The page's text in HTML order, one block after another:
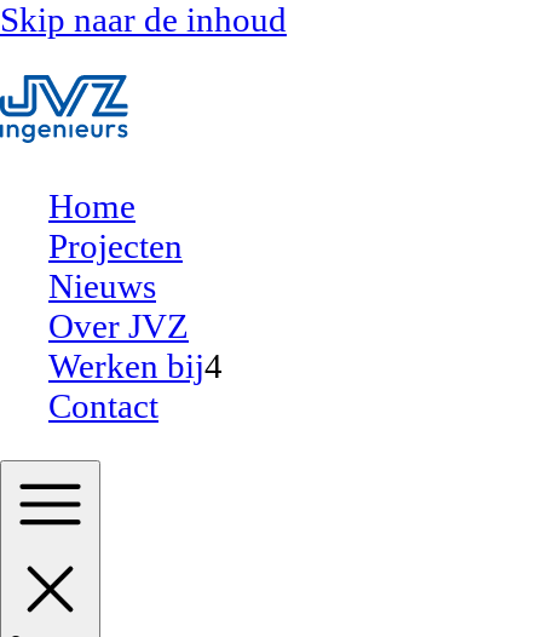
Skip naar de inhoud
Home
Projecten
Nieuws
Over JVZ
Werken bij4
Contact